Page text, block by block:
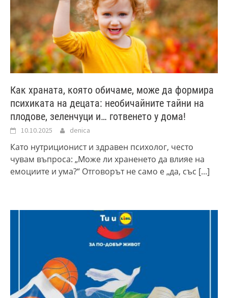
Как храната, която обичаме, може да формира
психиката на децата: необичайните тайни на
плодове, зеленчуци и… готвенето у дома!
10.10.2025 denica
Като нутриционист и здравен психолог, често
чувам въпроса: „Може ли храненето да влияе на
емоциите и ума?“ Отговорът не само e „да, със [...]